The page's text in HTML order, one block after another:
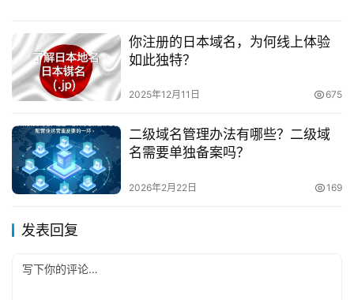
你注册的日本域名，为何线上体验
如此独特？
2025年12月11日 675
二级域名管理办法有哪些？二级域
名需要单独备案吗？
2026年2月22日 169
发表回复